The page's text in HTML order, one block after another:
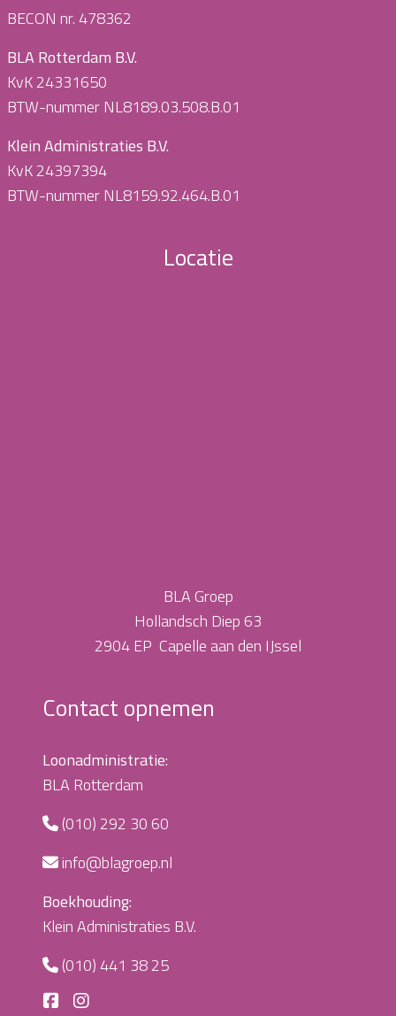
BECON nr. 478362
BLA Rotterdam B.V.
KvK 24331650
BTW-nummer NL8189.03.508.B.01
Klein Administraties B.V.
KvK 24397394
BTW-nummer NL8159.92.464.B.01
Locatie
BLA Groep
Hollandsch Diep 63
2904 EP Capelle aan den IJssel
Contact opnemen
Loonadministratie:
BLA Rotterdam
(010) 292 30 60
info@blagroep.nl
Boekhouding:
Klein Administraties B.V.
(010) 441 38 25